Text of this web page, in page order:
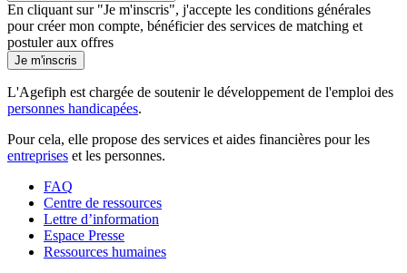
En cliquant sur "Je m'inscris", j'accepte les conditions générales
pour créer mon compte, bénéficier des services de matching et
postuler aux offres
Je m'inscris
L'Agefiph est chargée de soutenir le développement de l'emploi des
personnes handicapées.
Pour cela, elle propose des services et aides financières pour les
entreprises et les personnes.
FAQ
Centre de ressources
Lettre d’information
Espace Presse
Ressources humaines